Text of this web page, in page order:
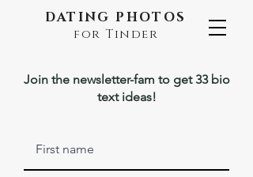
DATING PHOTOS
for Tinder
Join the newsletter-fam to get 33 bio
text ideas!